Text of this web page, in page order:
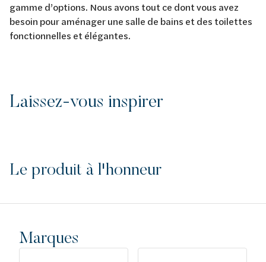
gamme d’options. Nous avons tout ce dont vous avez
besoin pour aménager une salle de bains et des toilettes
fonctionnelles et élégantes.
Laissez-vous inspirer
Le produit à l'honneur
Marques